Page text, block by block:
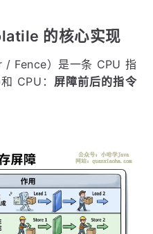
的核心实现
Fence）是一条 CPU 指
CPU： 屏障前后的指令